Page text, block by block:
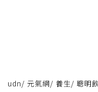
udn/ 元氣網/ 養生/ 聰明